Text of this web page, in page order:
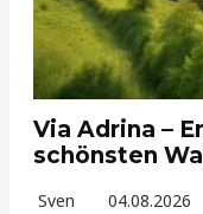
Via Adrina –
schönsten
Sven 04.08.2026